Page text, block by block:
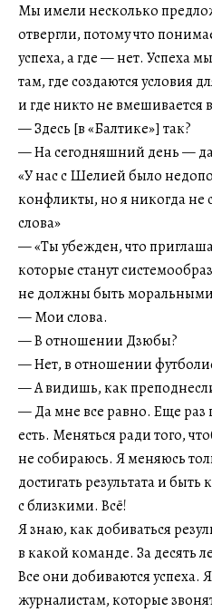
Мы имели несколько
отвергли, потому что
успеха, а где — нет. Успеха
там, где создаются условия
и где никто не вмешивается в
— Здесь [в «Балтике»] так?
— На сегодняшний день —
«У нас с Шелией было
конфликты, но я никогда не
слова»
— «Ты убежден, что
которые станут
не должны быть
— Мои слова.
— В отношении Дзюбы?
— Нет, в отношении
— А видишь, как
— Да мне все равно. Еще раз
есть. Меняться ради того,
не собираюсь. Я меняюсь
достигать результата и
с близкими. Всё!
Я знаю, как добиваться
в какой команде. За десять
Все они добиваются успеха.
журналистам, которые